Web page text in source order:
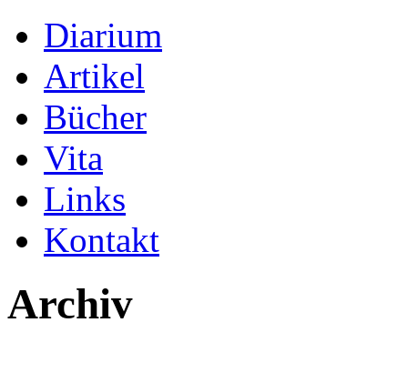
Diarium
Artikel
Bücher
Vita
Links
Kontakt
Archiv